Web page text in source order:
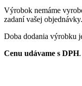
Výrobok nemáme
zadaní vašej objednávky.
Doba dodania výrobku
Cenu udávame s DPH.